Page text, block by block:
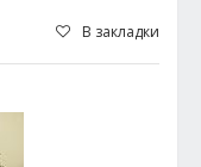
В закладки